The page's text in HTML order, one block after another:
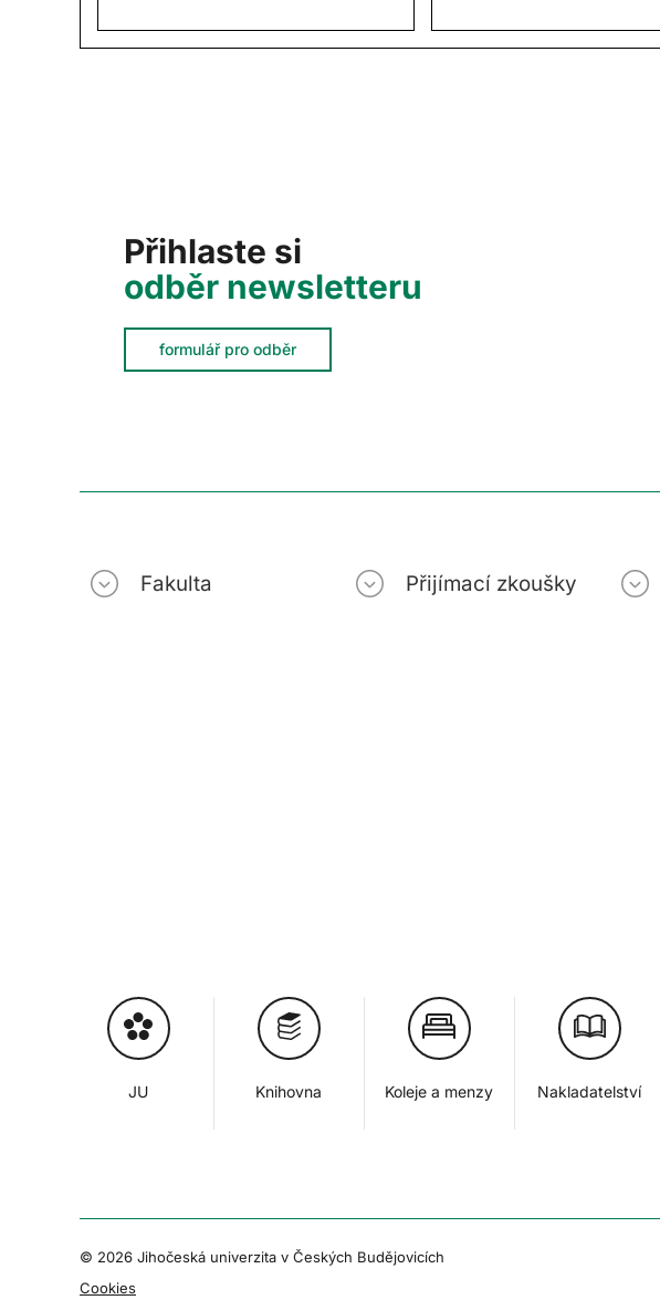
Přihlaste si
odběr newsletteru
formulář pro odběr
Fakulta Přijímací zkoušky
JU Knihovna Koleje a menzy Nakladatelství
© 2026 Jihočeská univerzita v Českých Budějovicích
Cookies